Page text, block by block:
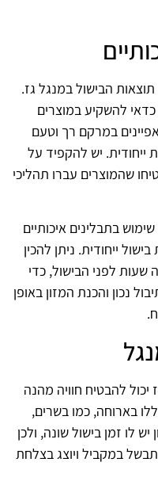
הבישול במנגל גז.
להשקיע במוצרים
במרקם רך וטעם
ייחודית. יש להקפיד על
שהמוצרים עברו תהליכי
בתבלינים איכותיים
ייחודית. ניתן להכין
לפני הבישול, כדי
נכון והכנת המזון באופן
להבטיח חוויה מהנה
בארוחה, כמו בשרים,
יש לו זמן בישול שונה, ולכן
במקביל ויוצג בצלחת